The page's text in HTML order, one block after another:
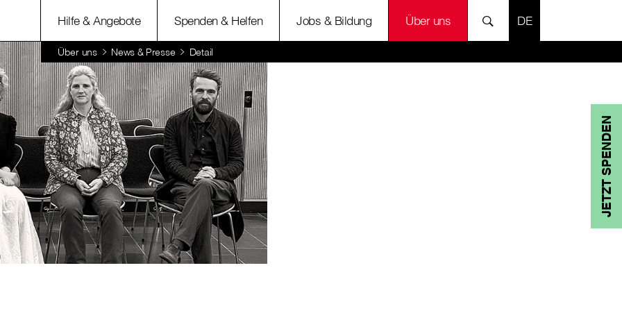
Hilfe & Angebote Spenden & Helfen Jobs & Bildung Über uns SPRACHE
Über uns News & Presse Detail
JETZT SPENDEN